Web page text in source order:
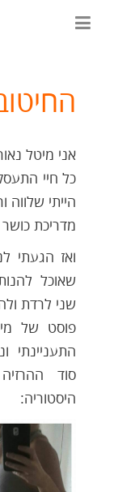
אני מיטל נאור, בת 36, אמא
כל חיי
הייתי שלווה
מדריכת כושר 16 שנה ומתאמנת כל חיי.
ואז הגעתי
שאוכל
שני לרדת
פוסט של
התעניינתי
סוד
היסטוריה: